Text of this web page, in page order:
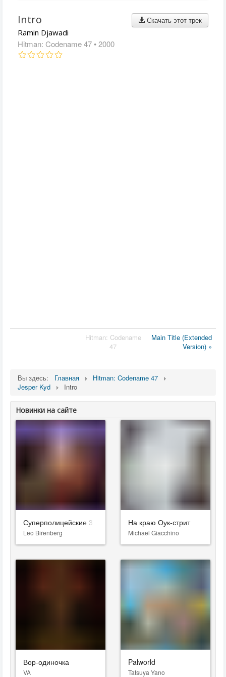
Скачать этот трек
Intro
Ramin Djawadi
Hitman: Codename 47 • 2000
Hitman: Codename
47
Main Title (Extended
Version) »
Вы здесь: Главная
Hitman: Codename 47
Jesper Kyd
Intro
Новинки на сайте
Суперполицейские 3
Leo Birenberg
На краю Оук-стрит
Michael Giacchino
Вор-одиночка
VA
Palworld
Tatsuya Yano